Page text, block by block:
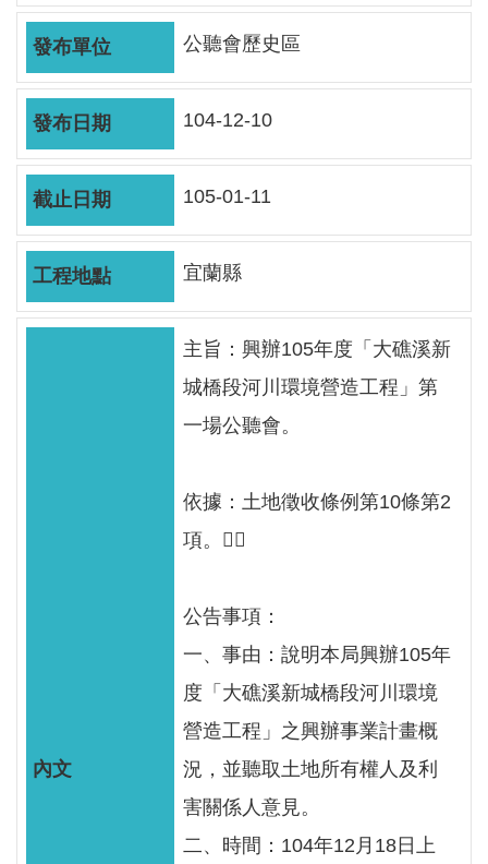
業
務
主
軸
最
新
水
情
公
告
署
公聽會歷史區
104-12-10
105-01-11
宜蘭縣
主旨：興辦105年度「大礁溪新
城橋段河川環境營造工程」第
一場公聽會。
依據：土地徵收條例第10條第2
項。
公告事項：
一、事由：說明本局興辦105年
度「大礁溪新城橋段河川環境
營造工程」之興辦事業計畫概
況，並聽取土地所有權人及利
害關係人意見。
二、時間：104年12月18日上